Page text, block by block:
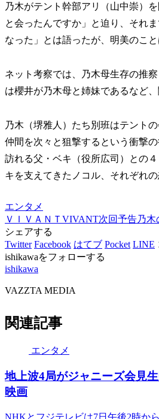
乃木がテント幹部アリ（山中崇）
と会ったんですか」と迫り、それ
なった」とは語ったが、明美のこ
ネット考察では、乃木母生存の推
は櫻井が乃木母と姉妹であるなど
乃木（堺雅人）たち別班はテント
仲間を次々と狙撃するという衝撃
訪れる父・ベキ（役所広司）との
キを支えてきたノコル、それぞれ
エンタメ
ＶＩＶＡＮＴ VIVANT次回予告乃木
シェアする
Twitter Facebook はてブ Pocket LINE
ishikawaをフォローする
ishikawa
VAZZTA MEDIA
関連記事
エンタメ
地上波4局がジャニーズ会見
映画
NHKとフジテレビは7日午後2時か